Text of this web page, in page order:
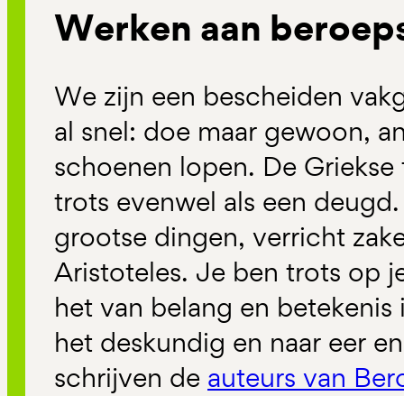
Werken aan
We zijn een bescheiden
al snel: doe maar gewoon,
schoenen lopen. De
trots evenwel als een
grootse dingen, verricht
Aristoteles. Je ben trots op
het van belang en
het deskundig en naar eer
schrijven de auteurs van